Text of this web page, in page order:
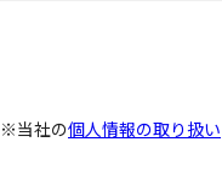
※当社の個人情報の取り扱い